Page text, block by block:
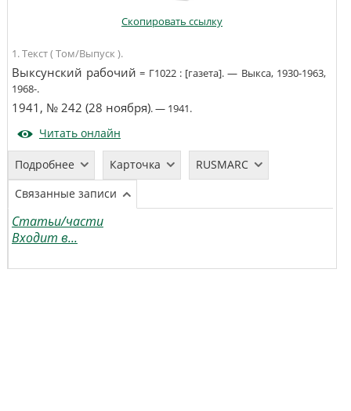
Скопировать ссылку
1. Текст ( Том/Выпуск ).
Выксунский рабочий = Г1022 : [газета]. — Выкса,1930-1963,
1968-.
1941, № 242 (28 ноября). —1941.
Читать онлайн
Подробнее Карточка
RUSMARC
Связанные записи
Статьи/части
Входит в...